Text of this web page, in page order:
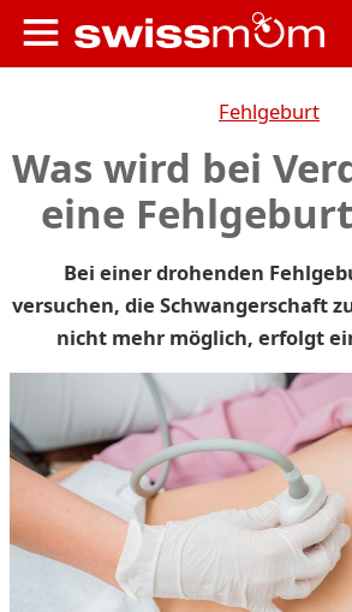
Fehlgeburt
Was wird bei
eine
Bei einer drohenden
versuchen, die Schwangerschaft
nicht mehr möglich, erfolgt